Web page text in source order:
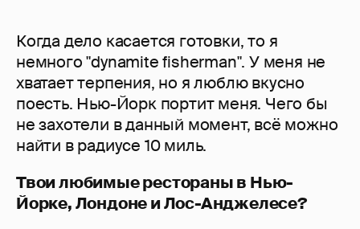
Когда дело касается готовки, то я
немного "dynamite fisherman". У меня не
хватает терпения, но я люблю вкусно
поесть. Нью-Йорк портит меня. Чего бы
не захотели в данный момент, всё можно
найти в радиусе 10 миль.
Твои любимые рестораны в Нью-
Йорке, Лондоне и Лос-Анджелесе?